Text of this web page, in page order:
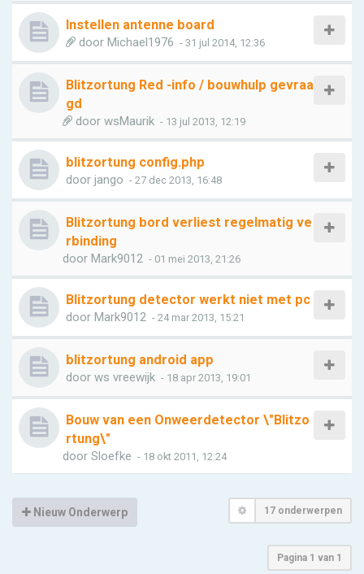
Instellen antenne board
door Michael1976 - 31 jul 2014, 12:36
Blitzortung Red -info / bouwhulp gevraa
gd
door wsMaurik - 13 jul 2013, 12:19
blitzortung config.php
door jango - 27 dec 2013, 16:48
Blitzortung bord verliest regelmatig ve
rbinding
door Mark9012 - 01 mei 2013, 21:26
Blitzortung detector werkt niet met pc
door Mark9012 - 24 mar 2013, 15:21
blitzortung android app
door ws vreewijk - 18 apr 2013, 19:01
Bouw van een Onweerdetector \"Blitzo
rtung\"
door Sloefke - 18 okt 2011, 12:24
Nieuw Onderwerp 17 onderwerpen
Pagina 1 van 1